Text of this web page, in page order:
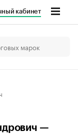
кабинет
—